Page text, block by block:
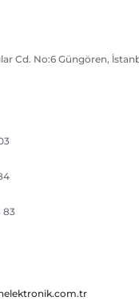
Cd. No:6 Güngören,
83